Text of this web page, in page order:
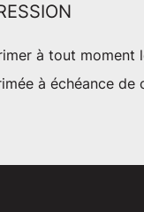
à tout moment
à échéance de